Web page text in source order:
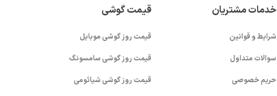
خدمات مشتریان
شرایط و قوانین
سوالات متداول
حریم خصوصی
قیمت گوشی
قیمت روز گوشی موبایل
قیمت روز گوشی سامسونگ
قیمت روز گوشی شیائومی